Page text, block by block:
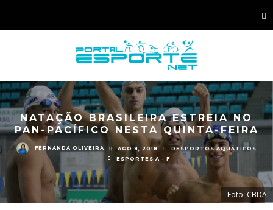
NATAÇÃO BRASILEIRA ESTREIA NO
PAN-PACÍFICO NESTA QUINTA-FEIRA
FERNANDA OLIVEIRA AGO 8, 2018
DESPORTOS AQUÁTICOS
ESPORTES A - F
Foto: CBDA